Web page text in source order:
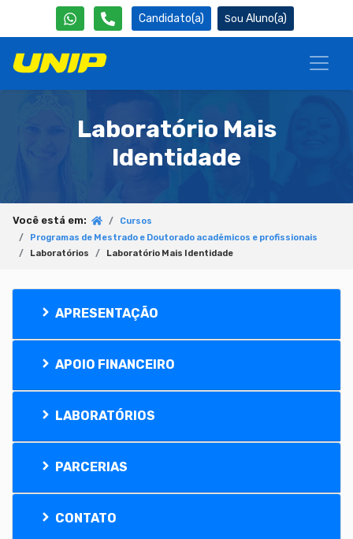
Candidato(a) Aluno(a)
Laboratório Mais
Identidade
Você está em:
Cursos
Programas de Mestrado e Doutorado acadêmicos e profissionais
Laboratórios
Laboratório Mais Identidade
APRESENTAÇÃO
APOIO FINANCEIRO
LABORATÓRIOS
PARCERIAS
CONTATO